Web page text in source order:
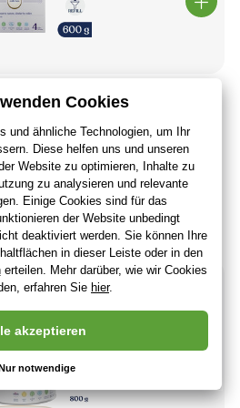
g)
Ihnen 11.08.)